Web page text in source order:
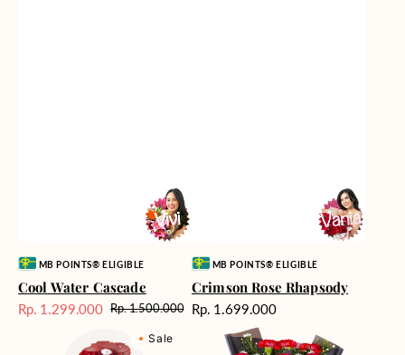
Vendor:MB POINTS® ELIGIBLE
Cool Water Cascade
Harga
Rp. 1.299.000 Harga
reguler
Rp. 1.500.000
Vendor:MB POINTS® ELIGIBLE
Crimson Rose Rhapsody
Harga
Rp. 1.699.000
Sale
Passion